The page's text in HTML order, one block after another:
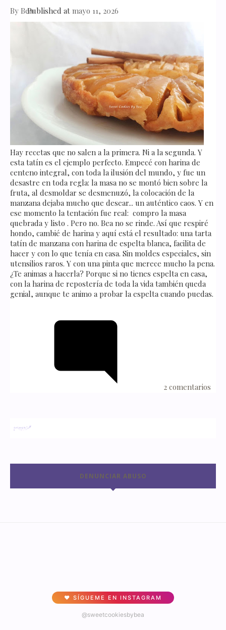
By BeaPublished at mayo 11, 2026
Hay recetas que no salen a la primera. Ni a la segunda. Y
esta tatín es el ejemplo perfecto. Empecé con harina de
centeno integral, con toda la ilusión del mundo, y fue un
desastre en toda regla: la masa no se montó bien sobre la
fruta, al desmoldar se desmenuzó, la colocación de la
manzana dejaba mucho que desear... un auténtico caos. Y en
ese momento la tentación fue real: compro la masa
quebrada y listo . Pero no. Bea no se rinde. Así que respiré
hondo, cambié de harina y aquí está el resultado: una tarta
tatín de manzana con harina de espelta blanca, facilita de
hacer y con lo que tenía en casa. Sin moldes especiales, sin
utensilios raros. Y con una pinta que merece mucho la pena.
¿Te animas a hacerla? Porque si no tienes espelta en casa,
con la harina de repostería de toda la vida también queda
genial, aunque te animo a probar la espelta cuando puedas.
2 comentarios
DENUNCIAR ABUSO
♥ SÍGUEME EN INSTAGRAM
@sweetcookiesbybea